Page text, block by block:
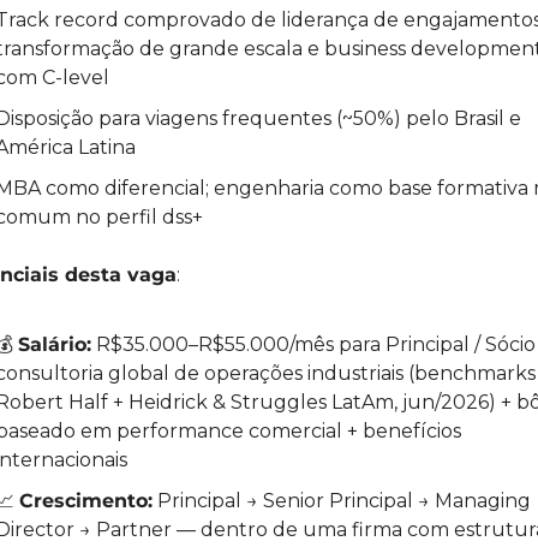
record comprovado de liderança de
de grande escala e business
C-level
para viagens frequentes (~50%) pelo Brasil e
Latina
como diferencial; engenharia como base formativa
no perfil dss+
desta vaga:
Salário: R$35.000–R$55.000/mês para Principal /
global de operações industriais (benchmarks
Half + Heidrick & Struggles LatAm, jun/2026) +
em performance comercial + benefícios
Crescimento: Principal → Senior Principal → Managing
→ Partner — dentro de uma firma com